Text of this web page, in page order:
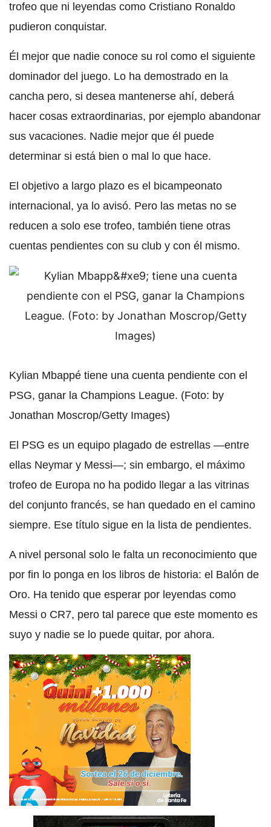
trofeo que ni leyendas como Cristiano Ronaldo
pudieron conquistar.
Él mejor que nadie conoce su rol como el siguiente
dominador del juego. Lo ha demostrado en la
cancha pero, si desea mantenerse ahí, deberá
hacer cosas extraordinarias, por ejemplo abandonar
sus vacaciones. Nadie mejor que él puede
determinar si está bien o mal lo que hace.
El objetivo a largo plazo es el bicampeonato
internacional, ya lo avisó. Pero las metas no se
reducen a solo ese trofeo, también tiene otras
cuentas pendientes con su club y con él mismo.
Kylian Mbappé tiene una cuenta pendiente con el
PSG, ganar la Champions League. (Foto: by
Jonathan Moscrop/Getty Images)
El PSG es un equipo plagado de estrellas —entre
ellas Neymar y Messi—; sin embargo, el máximo
trofeo de Europa no ha podido llegar a las vitrinas
del conjunto francés, se han quedado en el camino
siempre. Ese título sigue en la lista de pendientes.
A nivel personal solo le falta un reconocimiento que
por fin lo ponga en los libros de historia: el Balón de
Oro. Ha tenido que esperar por leyendas como
Messi o CR7, pero tal parece que este momento es
suyo y nadie se lo puede quitar, por ahora.